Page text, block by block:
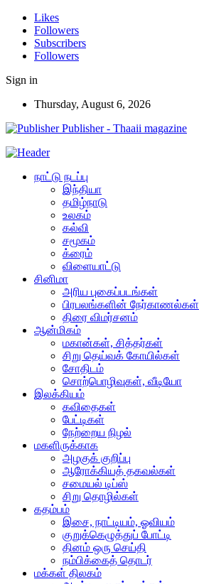
Likes
Followers
Subscribers
Followers
Sign in
Thursday, August 6, 2026
Publisher - Thaaii magazine
நாட்டு நடப்பு
இந்தியா
தமிழ்நாடு
உலகம்
கல்வி
சமூகம்
க்ரைம்
விளையாட்டு
சினிமா
அரிய புகைப்படங்கள்
பிரபலங்களின் நேர்காணல்கள்
திரை விமர்சனம்
ஆன்மிகம்
மகான்கள், சித்தர்கள்
சிறு தெய்வக் கோயில்கள்
சோதிடம்
சொற்பொழிவுகள், வீடியோ
இலக்கியம்
கவிதைகள்
பேட்டிகள்
நேற்றைய நிழல்
மகளிருக்காக
அழகுக் குறிப்பு
ஆரோக்கியத் தகவல்கள்
சமையல் டிப்ஸ்
சிறு தொழில்கள்
கதம்பம்
இசை, நாட்டியம், ஓவியம்
குறுக்கெழுத்துப் போட்டி
தினம் ஒரு செய்தி
நம்பிக்கைத் தொடர்
மக்கள் திலகம்